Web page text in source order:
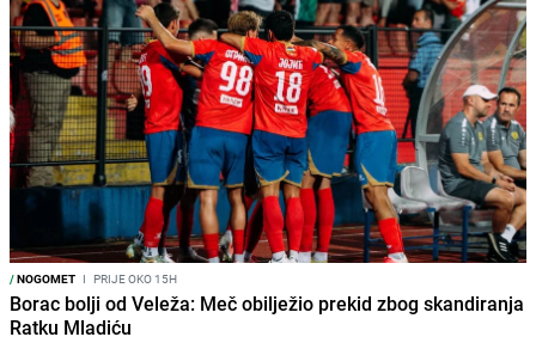
/NOGOMET I PRIJE OKO 15H
Borac bolji od Veleža: Meč obilježio prekid zbog skandiranja
Ratku Mladiću